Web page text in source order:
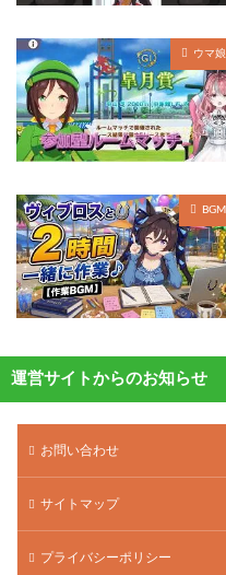
ウマ娘
BGM
運営サイトからのお知らせ
お問い合わせ
サイトマップ
プライバシーポリシー